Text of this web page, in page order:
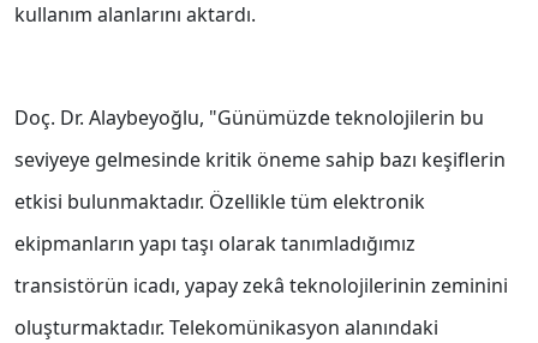
kullanım alanlarını aktardı.
Doç. Dr. Alaybeyoğlu, "Günümüzde teknolojilerin bu
seviyeye gelmesinde kritik öneme sahip bazı keşiflerin
etkisi bulunmaktadır. Özellikle tüm elektronik
ekipmanların yapı taşı olarak tanımladığımız
transistörün icadı, yapay zekâ teknolojilerinin zeminini
oluşturmaktadır. Telekomünikasyon alanındaki